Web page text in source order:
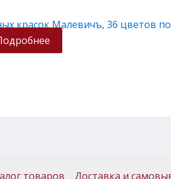
красок Малевичъ, 36 цветов
товаров Доставка и